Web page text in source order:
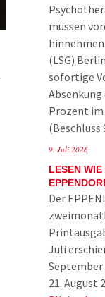
müssen
(LSG)
sofortige
Absenkung
Prozent
9. Juli 2026
LESEN
Der
Juli
September
21.